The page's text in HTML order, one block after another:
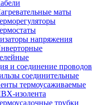
маты
напряжения
и соединение проводов
соединительные
термоусаживаемые
изолента
трубки